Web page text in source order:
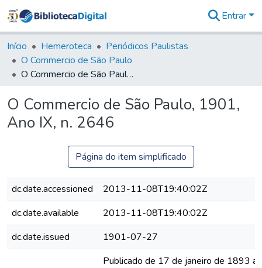
&
Coleções
Tudo na
Biblioteca
Estatísticas
Entrar
Início Hemeroteca
Periódicos Paulistas
O Commercio de São Paulo
O Commercio de São Paulo, 1901, Ano IX, n. 2646
O Commercio de São Paulo, 1901,
Ano IX, n. 2646
Página do item simplificado
dc.date.accessioned
2013-11-08T19:40:02Z
dc.date.available
2013-11-08T19:40:02Z
dc.date.issued
1901-07-27
Publicado de 17 de janeiro de 1893 a